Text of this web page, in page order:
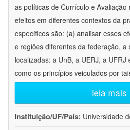
as políticas de Currículo e Avaliação
efeitos em diferentes contextos da
específicos são: (a) analisar esses
e regiões diferentes da federação, a
localizadas: a UnB, a UERJ, a
como os princípios veiculados por
leia mais
Instituição/UF/País: Universidade